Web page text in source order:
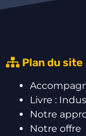
Plan du site
Livre :
Notre
Notre offre